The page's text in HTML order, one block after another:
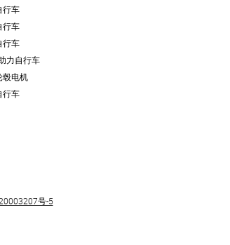
行车
行车
行车
力自行车
毂电机
行车
号-5